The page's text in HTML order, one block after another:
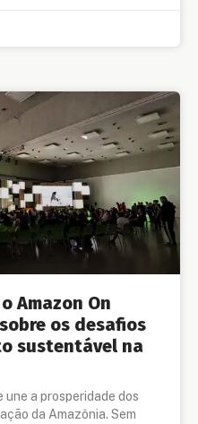
Amazon On
os desafios
sustentável na
une a prosperidade dos
da Amazônia. Sem